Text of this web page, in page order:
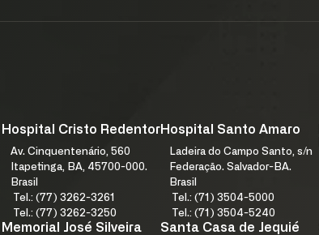
Hospital Cristo Redentor
Av. Cinquentenário, 560
Itapetinga, BA, 45700-000.
Brasil
Tel.: (77) 3262-3261
Tel.: (77) 3262-3250
Hospital Santo Amaro
Ladeira do Campo Santo, s/n
Federação. Salvador-BA.
Brasil
Tel.: (71) 3504-5000
Tel.: (71) 3504-5240
Memorial José Silveira Santa Casa de Jequié